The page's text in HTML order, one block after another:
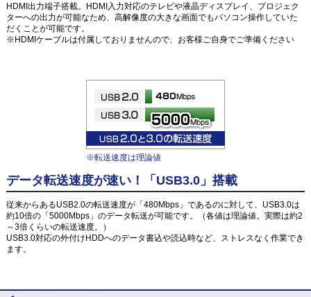
HDMI出力端子搭載。HDMI入力対応のテレビや液晶ディスプレイ、プロジェク
ターへの出力が可能なため、高解像度の大きな画面でもパソコン操作していた
だくことが可能です。
※HDMIケーブルは付属しておりませんので、お客様ご自身でご準備ください
※転送速度は理論値
データ転送速度が速い！「USB3.0」搭載
従来からあるUSB2.0の転送速度が「480Mbps」であるのに対して、USB3.0は
約10倍の「5000Mbps」のデータ転送が可能です。（各値は理論値。実際は約2
～3倍くらいの転送速度。）
USB3.0対応の外付けHDDへのデータ書込や読込時など、ストレスなく作業でき
ます。